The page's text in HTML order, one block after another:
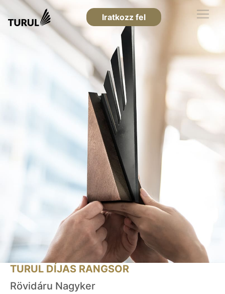
Iratkozz fel
TURUL DÍJAS RANGSOR
Rövidáru Nagyker